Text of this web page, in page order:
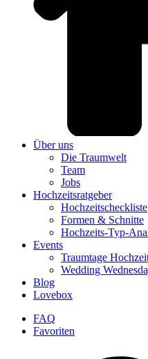
Über uns
Die Traumwelt
Team
Jobs
Hochzeitsratgeber
Hochzeitscheckliste
Formen & Schnitte
Hochzeits-Typ-
Events
Traumtage
Wedding
Blog
Lovebox
FAQ
Favoriten